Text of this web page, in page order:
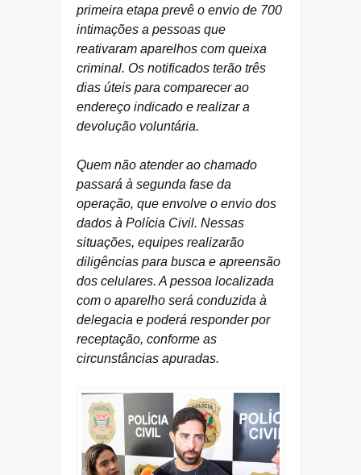
primeira etapa prevê o envio de 700
intimações a pessoas que
reativaram aparelhos com queixa
criminal. Os notificados terão três
dias úteis para comparecer ao
endereço indicado e realizar a
devolução voluntária.
Quem não atender ao chamado
passará à segunda fase da
operação, que envolve o envio dos
dados à Polícia Civil. Nessas
situações, equipes realizarão
diligências para busca e apreensão
dos celulares. A pessoa localizada
com o aparelho será conduzida à
delegacia e poderá responder por
receptação, conforme as
circunstâncias apuradas.